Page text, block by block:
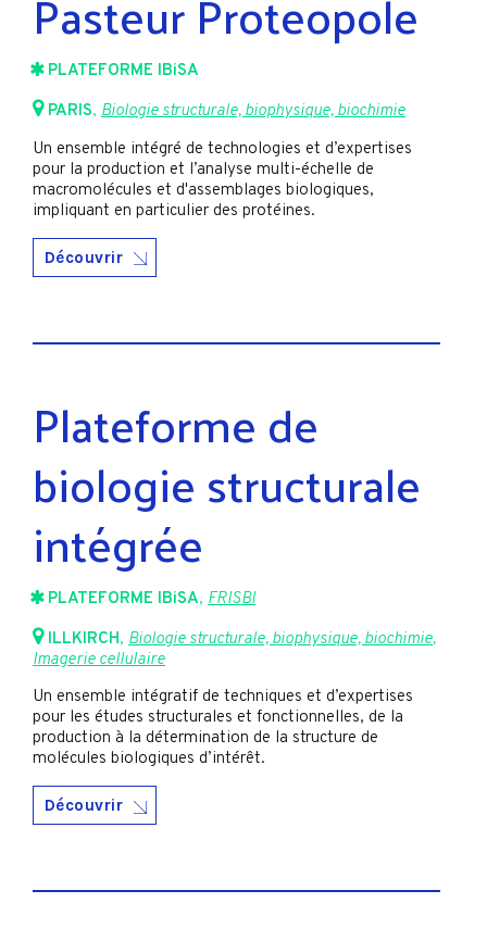
PLATEFORME IBiSA
PARIS, Biologie structurale, biophysique, biochimie
Un ensemble intégré de technologies et d’expertises
pour la production et l’analyse multi-échelle de
macromolécules et d'assemblages biologiques,
impliquant en particulier des protéines.
Découvrir
Plateforme de
biologie structurale
intégrée
PLATEFORME IBiSA, FRISBI
ILLKIRCH, Biologie structurale, biophysique, biochimie,
Imagerie cellulaire
Un ensemble intégratif de techniques et d’expertises
pour les études structurales et fonctionnelles, de la
production à la détermination de la structure de
molécules biologiques d’intérêt.
Découvrir